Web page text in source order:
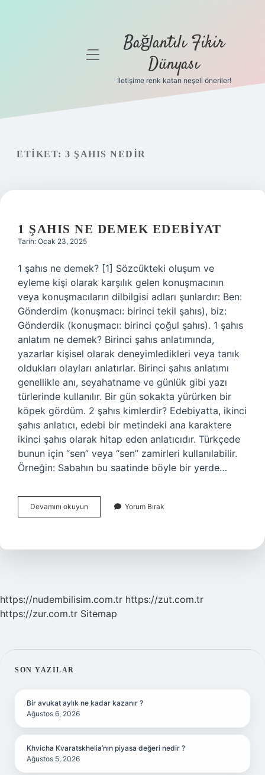
Gizlilik
Yasal Uyarı
Hakkımızda
menüyü
Bağlantılı Fikir
Dünyası
İletişime renk katan neşeli öneriler!
ETIKET: 3 ŞAHIS NEDIR
1 ŞAHIS NE DEMEK EDEBIYAT
Tarih: Ocak 23, 2025
1 şahıs ne demek? [1] Sözcükteki oluşum ve
eyleme kişi olarak karşılık gelen konuşmacının
veya konuşmacıların dilbilgisi adları şunlardır: Ben:
Gönderdim (konuşmacı: birinci tekil şahıs), biz:
Gönderdik (konuşmacı: birinci çoğul şahıs). 1 şahıs
anlatım ne demek? Birinci şahıs anlatımında,
yazarlar kişisel olarak deneyimledikleri veya tanık
oldukları olayları anlatırlar. Birinci şahıs anlatımı
genellikle anı, seyahatname ve günlük gibi yazı
türlerinde kullanılır. Bir gün sokakta yürürken bir
köpek gördüm. 2 şahıs kimlerdir? Edebiyatta, ikinci
şahıs anlatıcı, edebi bir metindeki ana karaktere
ikinci şahıs olarak hitap eden anlatıcıdır. Türkçede
bunun için “sen” veya “sen” zamirleri kullanılabilir.
Örneğin: Sabahın bu saatinde böyle bir yerde…
Devamını okuyun
Şahıs
Edebiyat
Yorum Bırak
https://nudembilisim.com.tr https://zut.com.tr
https://zur.com.tr Sitemap
SIDEBAR
SON YAZILAR
Bir avukat aylık ne kadar kazanır ?
Ağustos 6, 2026
Khvicha Kvaratskhelia’nın piyasa değeri nedir ?
Ağustos 5, 2026